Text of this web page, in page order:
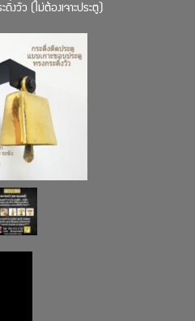
งวัว (ไม่ต้องเจาะประตู)